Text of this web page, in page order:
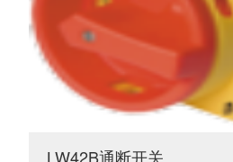
LW42B通断开关